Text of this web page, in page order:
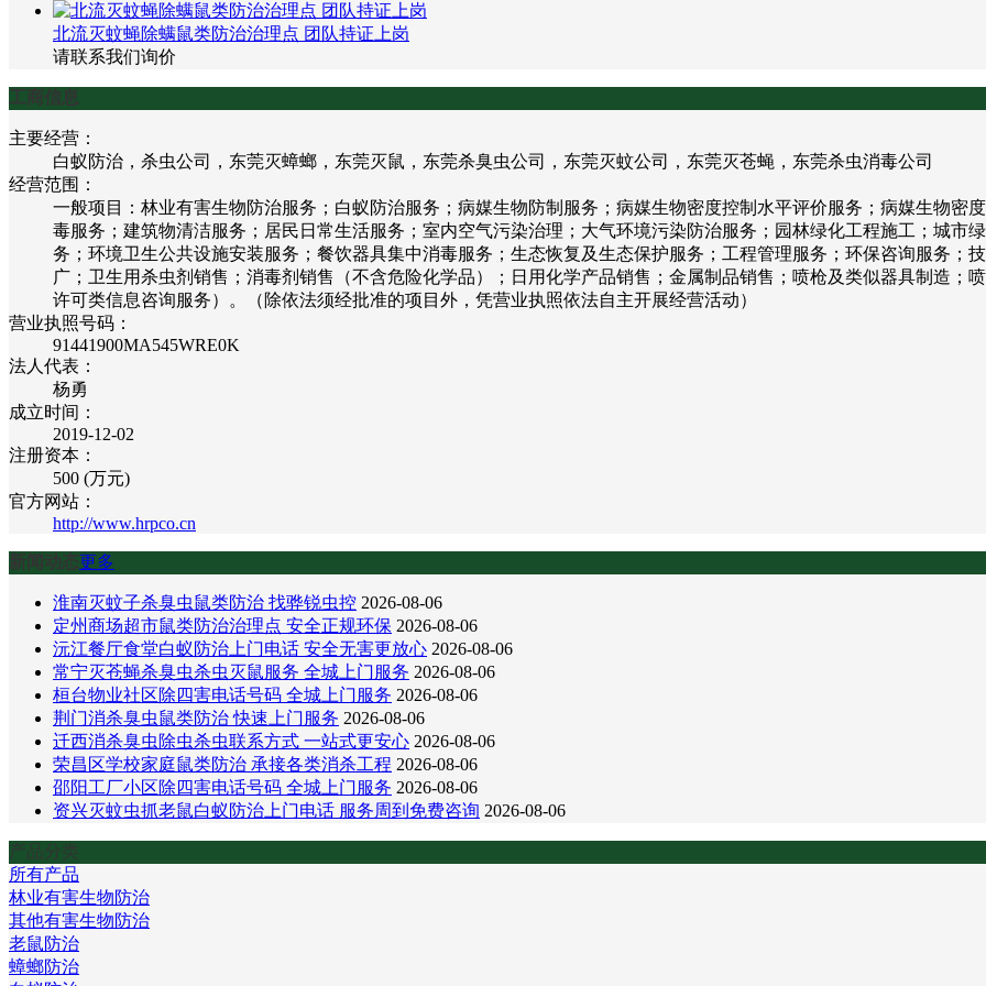
北流灭蚊蝇除螨鼠类防治治理点 团队持证上岗
请联系我们询价
工商信息
主要经营：
白蚁防治，杀虫公司，东莞灭蟑螂，东莞灭鼠，东莞杀臭虫公司，东莞灭蚊公司，东莞灭苍蝇，东莞杀虫消毒公司
经营范围：
一般项目：林业有害生物防治服务；白蚁防治服务；病媒生物防制服务；病媒生物密度控制水平评价服务；病媒生物密
毒服务；建筑物清洁服务；居民日常生活服务；室内空气污染治理；大气环境污染防治服务；园林绿化工程施工；城市
务；环境卫生公共设施安装服务；餐饮器具集中消毒服务；生态恢复及生态保护服务；工程管理服务；环保咨询服务；
广；卫生用杀虫剂销售；消毒剂销售（不含危险化学品）；日用化学产品销售；金属制品销售；喷枪及类似器具制造；
许可类信息咨询服务）。（除依法须经批准的项目外，凭营业执照依法自主开展经营活动）
营业执照号码：
91441900MA545WRE0K
法人代表：
杨勇
成立时间：
2019-12-02
注册资本：
500 (万元)
官方网站：
http://www.hrpco.cn
新闻动态更多
淮南灭蚊子杀臭虫鼠类防治 找骅锐虫控 2026-08-06
定州商场超市鼠类防治治理点 安全正规环保 2026-08-06
沅江餐厅食堂白蚁防治上门电话 安全无害更放心 2026-08-06
常宁灭苍蝇杀臭虫杀虫灭鼠服务 全城上门服务 2026-08-06
桓台物业社区除四害电话号码 全城上门服务 2026-08-06
荆门消杀臭虫鼠类防治 快速上门服务 2026-08-06
迁西消杀臭虫除虫杀虫联系方式 一站式更安心 2026-08-06
荣昌区学校家庭鼠类防治 承接各类消杀工程 2026-08-06
邵阳工厂小区除四害电话号码 全城上门服务 2026-08-06
资兴灭蚊虫抓老鼠白蚁防治上门电话 服务周到免费咨询 2026-08-06
产品分类
所有产品
林业有害生物防治
其他有害生物防治
老鼠防治
蟑螂防治